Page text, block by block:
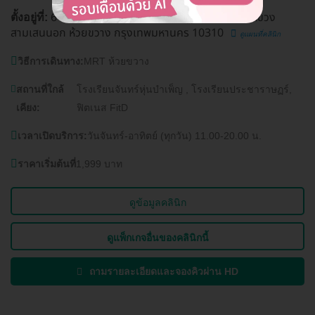
ตั้งอยู่ที่: 6 ซ. รัชดานิเวศน์ ถ. ประชาราษฏร์บำเพ็ญ 24 แขวง
สามเสนนอก ห้วยขวาง กรุงเทพมหานคร 10310
ดูแผนที่คลินิก
วิธีการเดินทาง: MRT ห้วยขวาง
สถานที่ใกล้
เคียง:
โรงเรียนจันทร์หุ่นบำเพ็ญ , โรงเรียนประชาราษฏร์,
ฟิตเนส FitD
เวลาเปิดบริการ: วันจันทร์-อาทิตย์ (ทุกวัน) 11.00-20.00 น.
ราคาเริ่มต้นที่ 1,999 บาท
ดูข้อมูลคลินิก
ดูแพ็กเกจอื่นของคลินิกนี้
ถามรายละเอียดและจองคิวผ่าน HD